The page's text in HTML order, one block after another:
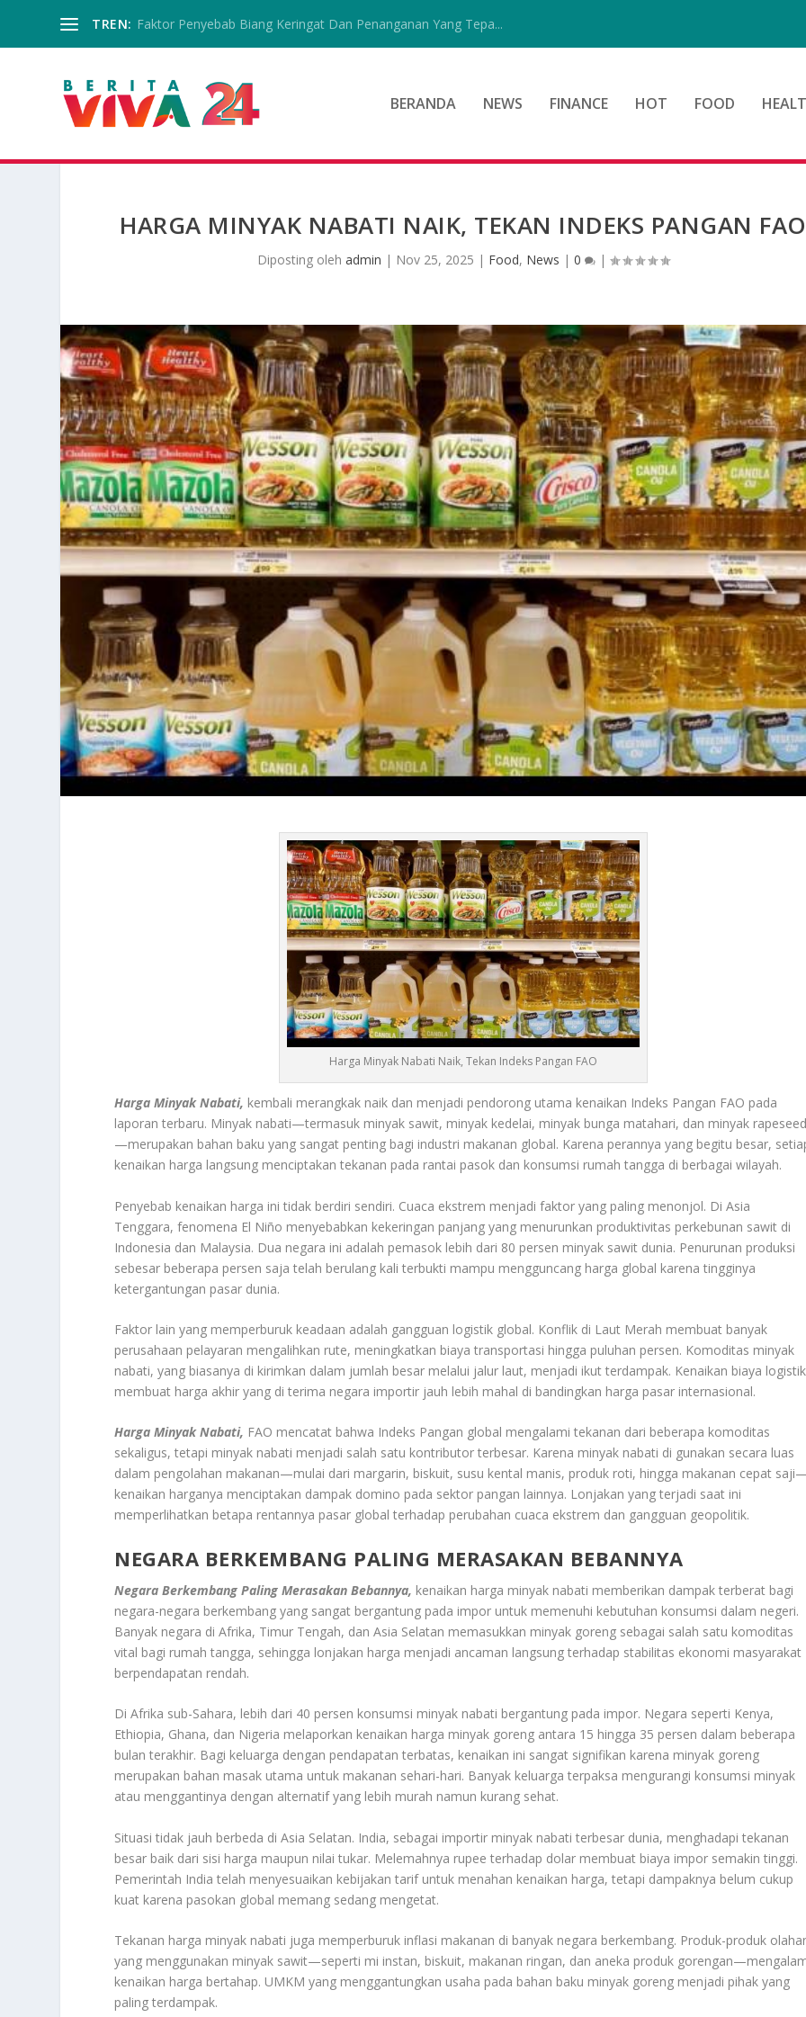
TREN: Faktor Penyebab Biang Keringat Dan Penanganan Yang Tepa...
BERANDA NEWS FINANCE HOT FOOD
HARGA MINYAK NABATI NAIK, TEKAN INDEKS PANGAN FAO
Diposting oleh admin | Nov 25, 2025 | Food, News | 0 |
Harga Minyak Nabati Naik, Tekan Indeks Pangan FAO
Harga Minyak Nabati, kembali merangkak naik dan menjadi pendorong utama kenaikan Indeks Pangan FAO pada
laporan terbaru. Minyak nabati—termasuk minyak sawit, minyak kedelai, minyak bunga matahari, dan minyak
—merupakan bahan baku yang sangat penting bagi industri makanan global. Karena perannya yang begitu besar,
kenaikan harga langsung menciptakan tekanan pada rantai pasok dan konsumsi rumah tangga di berbagai wilayah.
Penyebab kenaikan harga ini tidak berdiri sendiri. Cuaca ekstrem menjadi faktor yang paling menonjol. Di Asia
Tenggara, fenomena El Niño menyebabkan kekeringan panjang yang menurunkan produktivitas perkebunan sawit di
Indonesia dan Malaysia. Dua negara ini adalah pemasok lebih dari 80 persen minyak sawit dunia. Penurunan produksi
sebesar beberapa persen saja telah berulang kali terbukti mampu mengguncang harga global karena tingginya
ketergantungan pasar dunia.
Faktor lain yang memperburuk keadaan adalah gangguan logistik global. Konflik di Laut Merah membuat banyak
perusahaan pelayaran mengalihkan rute, meningkatkan biaya transportasi hingga puluhan persen. Komoditas minyak
nabati, yang biasanya di kirimkan dalam jumlah besar melalui jalur laut, menjadi ikut terdampak. Kenaikan biaya logistik
membuat harga akhir yang di terima negara importir jauh lebih mahal di bandingkan harga pasar internasional.
Harga Minyak Nabati, FAO mencatat bahwa Indeks Pangan global mengalami tekanan dari beberapa komoditas
sekaligus, tetapi minyak nabati menjadi salah satu kontributor terbesar. Karena minyak nabati di gunakan secara luas
dalam pengolahan makanan—mulai dari margarin, biskuit, susu kental manis, produk roti, hingga makanan cepat
kenaikan harganya menciptakan dampak domino pada sektor pangan lainnya. Lonjakan yang terjadi saat ini
memperlihatkan betapa rentannya pasar global terhadap perubahan cuaca ekstrem dan gangguan geopolitik.
NEGARA BERKEMBANG PALING MERASAKAN BEBANNYA
Negara Berkembang Paling Merasakan Bebannya, kenaikan harga minyak nabati memberikan dampak terberat bagi
negara-negara berkembang yang sangat bergantung pada impor untuk memenuhi kebutuhan konsumsi dalam negeri.
Banyak negara di Afrika, Timur Tengah, dan Asia Selatan memasukkan minyak goreng sebagai salah satu komoditas
vital bagi rumah tangga, sehingga lonjakan harga menjadi ancaman langsung terhadap stabilitas ekonomi masyarakat
berpendapatan rendah.
Di Afrika sub-Sahara, lebih dari 40 persen konsumsi minyak nabati bergantung pada impor. Negara seperti Kenya,
Ethiopia, Ghana, dan Nigeria melaporkan kenaikan harga minyak goreng antara 15 hingga 35 persen dalam beberapa
bulan terakhir. Bagi keluarga dengan pendapatan terbatas, kenaikan ini sangat signifikan karena minyak goreng
merupakan bahan masak utama untuk makanan sehari-hari. Banyak keluarga terpaksa mengurangi konsumsi minyak
atau menggantinya dengan alternatif yang lebih murah namun kurang sehat.
Situasi tidak jauh berbeda di Asia Selatan. India, sebagai importir minyak nabati terbesar dunia, menghadapi tekanan
besar baik dari sisi harga maupun nilai tukar. Melemahnya rupee terhadap dolar membuat biaya impor semakin tinggi.
Pemerintah India telah menyesuaikan kebijakan tarif untuk menahan kenaikan harga, tetapi dampaknya belum cukup
kuat karena pasokan global memang sedang mengetat.
Tekanan harga minyak nabati juga memperburuk inflasi makanan di banyak negara berkembang. Produk-produk
yang menggunakan minyak sawit—seperti mi instan, biskuit, makanan ringan, dan aneka produk
kenaikan harga bertahap. UMKM yang menggantungkan usaha pada bahan baku minyak goreng menjadi pihak yang
paling terdampak.